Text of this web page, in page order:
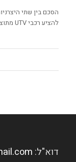
להציע רכבי UTV מתוצרת קאט תחת שמה
דוא"ל: